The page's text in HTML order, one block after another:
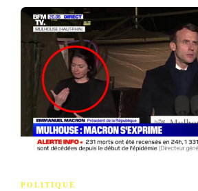
POLITIQUE